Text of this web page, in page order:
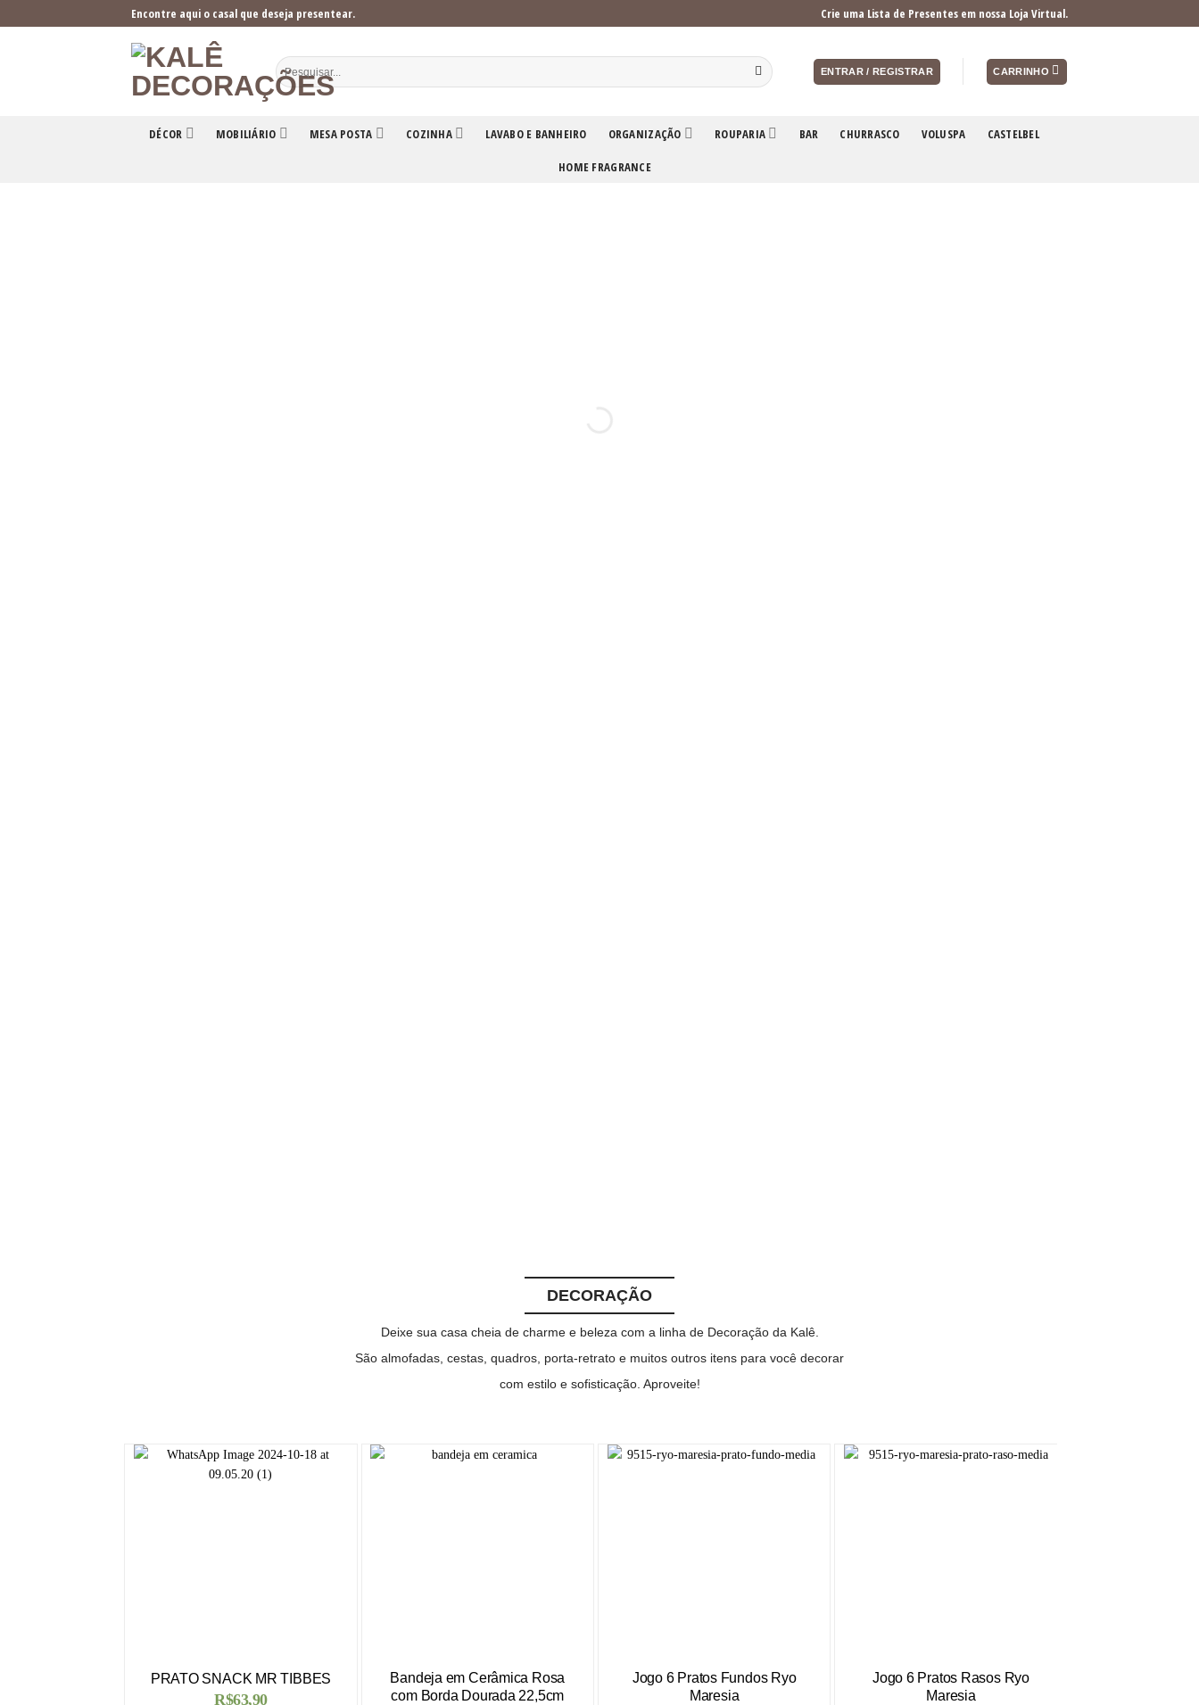
to
Encontre aqui o casal que deseja presentear. Crie uma Lista de Presentes em nossa Loja Virtual.
ENTRAR / REGISTRAR CARRINHO
DÉCOR MOBILIÁRIO MESA POSTA COZINHA LAVABO E BANHEIRO ORGANIZAÇÃO ROUPARIA BAR CHURRASCO VOLUSPA CASTELBEL
HOME FRAGRANCE
DECORAÇÃO
Deixe sua casa cheia de charme e beleza com a linha de Decoração da Kalê.
São almofadas, cestas, quadros, porta-retrato e muitos outros itens para você decorar
com estilo e sofisticação. Aproveite!
PRATO SNACK MR TIBBES
R$63,90
Bandeja em Cerâmica Rosa
com Borda Dourada 22,5cm
Jogo 6 Pratos Fundos Ryo
Maresia
Jogo 6 Pratos Rasos Ryo
Maresia